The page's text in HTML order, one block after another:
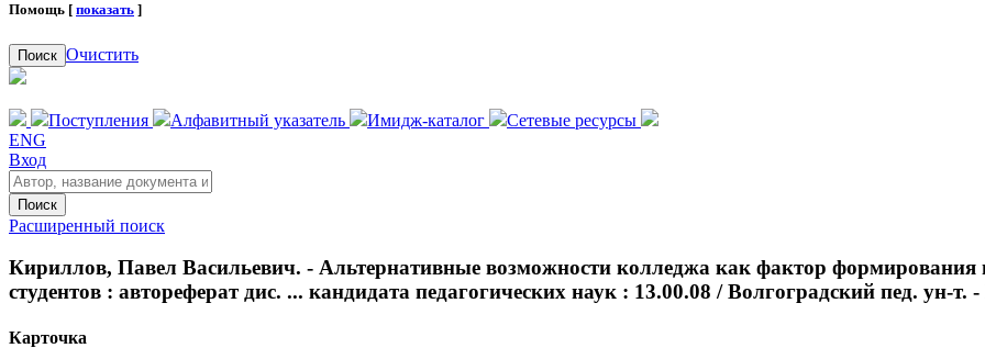
Помощь [ показать ]
Поиск Очистить
Поступления Алфавитный указатель Имидж-каталог
Сетевые ресурсы
ENG
Вход
Поиск
Расширенный поиск
Кириллов, Павел Васильевич. - Альтернативные возможности колледжа как фактор формирования
студентов : автореферат дис. ... кандидата педагогических наук : 13.00.08 / Волгоградский пед. ун-т.
Карточка